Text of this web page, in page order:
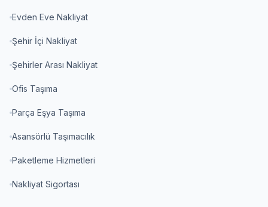
Evden Eve Nakliyat
Şehir İçi Nakliyat
Şehirler Arası Nakliyat
Ofis Taşıma
Parça Eşya Taşıma
Asansörlü Taşımacılık
Paketleme Hizmetleri
Nakliyat Sigortası